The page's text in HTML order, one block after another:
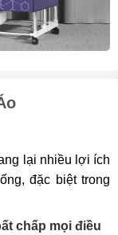
lại nhiều lợi ích
đặc biệt trong
chấp mọi điều